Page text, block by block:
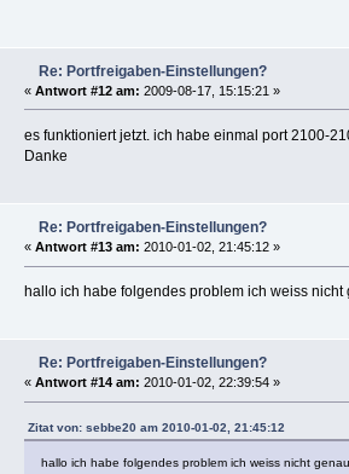
Re: Portfreigaben-Einstellungen?
« Antwort #12 am: 2009-08-17, 15:15:21 »
es funktioniert jetzt. ich habe einmal port 2100-
Danke
Re: Portfreigaben-Einstellungen?
« Antwort #13 am: 2010-01-02, 21:45:12 »
hallo ich habe folgendes problem ich weiss
Re: Portfreigaben-Einstellungen?
« Antwort #14 am: 2010-01-02, 22:39:54 »
Zitat von: sebbe20 am 2010-01-02, 21:45:12
hallo ich habe folgendes problem ich weiss nicht